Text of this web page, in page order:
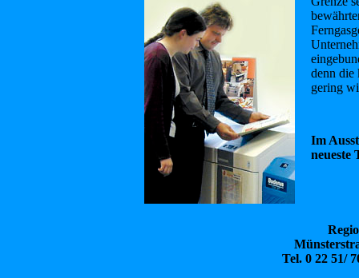
denn die
gering
Im
neueste
Tel. 0 22 51/